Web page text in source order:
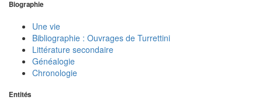
Biographie
Une vie
Bibliographie : Ouvrages de Turrettini
Littérature secondaire
Généalogie
Chronologie
Entités